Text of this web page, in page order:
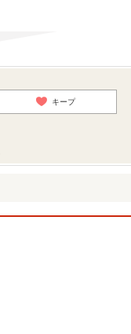
キープ